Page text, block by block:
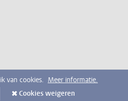
van cookies. Meer informatie.
Cookies weigeren